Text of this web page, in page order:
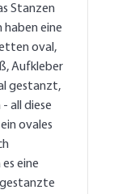
Stanzen
eine
oval,
Aufkleber
gestanzt,
all diese
ovales
eine